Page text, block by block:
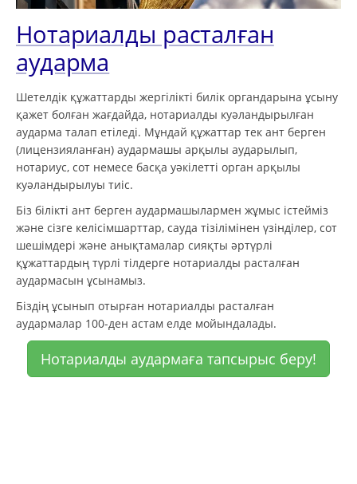
Нотариалды расталған
аударма
Шетелдік құжаттарды жергілікті билік органдарына ұсыну
қажет болған жағдайда, нотариалды куәландырылған
аударма талап етіледі. Мұндай құжаттар тек ант берген
(лицензияланған) аудармашы арқылы аударылып,
нотариус, сот немесе басқа уәкілетті орган арқылы
куәландырылуы тиіс.
Біз білікті ант берген аудармашылармен жұмыс істейміз
және сізге келісімшарттар, сауда тізілімінен үзінділер, сот
шешімдері және анықтамалар сияқты әртүрлі
құжаттардың түрлі тілдерге нотариалды расталған
аудармасын ұсынамыз.
Біздің ұсынып отырған нотариалды расталған
аудармалар 100-ден астам елде мойындалады.
Нотариалды аудармаға тапсырыс беру!